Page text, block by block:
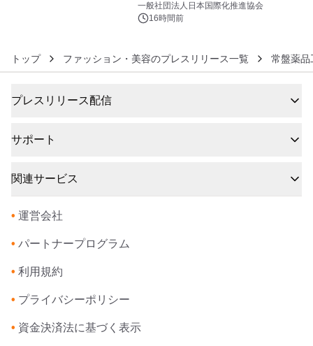
一般社団法人日本国際化推進協会
16時間前
トップ ファッション・美容のプレスリリース一覧 常盤薬品
プレスリリース配信
サポート
関連サービス
• 運営会社
• パートナープログラム
• 利用規約
• プライバシーポリシー
• 資金決済法に基づく表示